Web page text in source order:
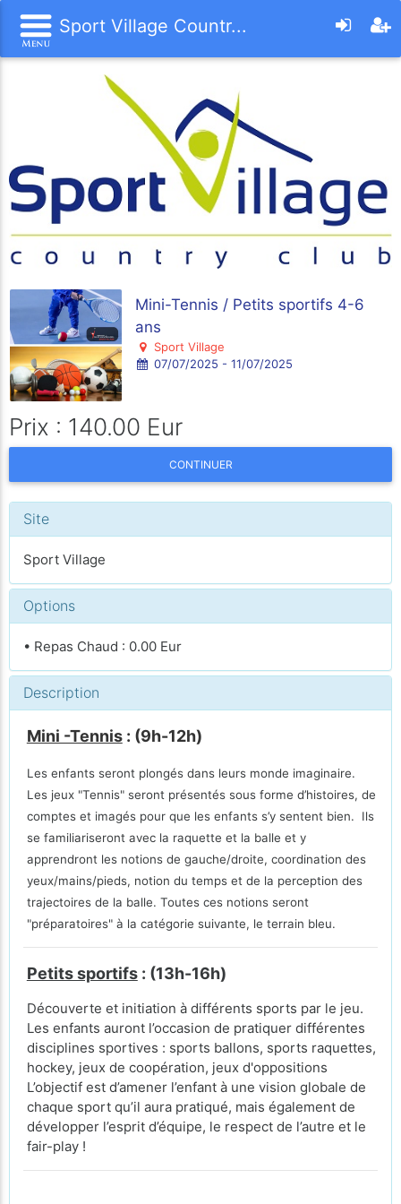
Sport Village Countr...
Mini-Tennis / Petits sportifs 4-6
ans
Sport Village
07/07/2025 - 11/07/2025
Prix : 140.00 Eur
CONTINUER
Site
Sport Village
Options
• Repas Chaud : 0.00 Eur
Description
Mini -Tennis: (9h-12h)
Les enfants seront plongés dans leurs monde imaginaire.
Les jeux "Tennis" seront présentés sous forme d’histoires, de
comptes et imagés pour que les enfants s’y sentent bien. Ils
se familiariseront avec la raquette et la balle et y
apprendront les notions de gauche/droite, coordination des
yeux/mains/pieds, notion du temps et de la perception des
trajectoires de la balle. Toutes ces notions seront
"préparatoires" à la catégorie suivante, le terrain bleu.
Petits sportifs: (13h-16h)
Découverte et initiation à différents sports par le jeu.
Les enfants auront l’occasion de pratiquer différentes
disciplines sportives : sports ballons, sports raquettes,
hockey, jeux de coopération, jeux d'oppositions
L’objectif est d’amener l’enfant à une vision globale de
chaque sport qu’il aura pratiqué, mais également de
développer l’esprit d’équipe, le respect de l’autre et le
fair-play !